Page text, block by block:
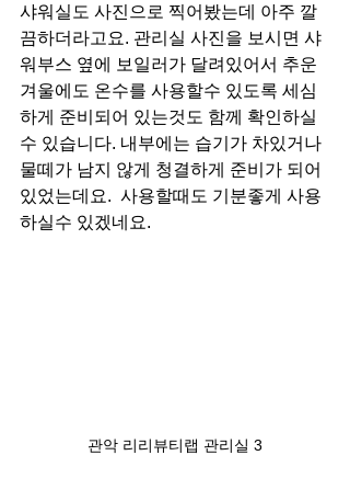
샤워실도 사진으로 찍어봤는데 아주 깔
끔하더라고요. 관리실 사진을 보시면 샤
워부스 옆에 보일러가 달려있어서 추운
겨울에도 온수를 사용할수 있도록 세심
하게 준비되어 있는것도 함께 확인하실
수 있습니다. 내부에는 습기가 차있거나
물떼가 남지 않게 청결하게 준비가 되어
있었는데요.  사용할때도 기분좋게 사용
하실수 있겠네요.
관악 리리뷰티랩 관리실 3